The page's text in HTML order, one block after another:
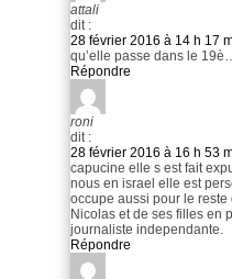
attali
dit :
28 février 2016 à 14 h 17
qu’elle passe dans le
Répondre
roni
dit :
28 février 2016 à 16 h 53
capucine elle s est fait
nous en israel elle est
occupe aussi pour le
Nicolas et de ses filles en
journaliste independante.
Répondre